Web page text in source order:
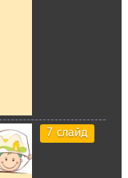
7 слайд